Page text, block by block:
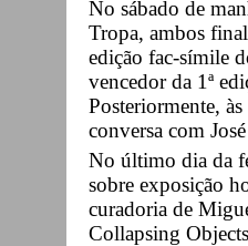
No sábado de
Tropa, ambos
edição fac-símile
vencedor da 1ª
Posteriormente,
conversa com
No último dia da
sobre exposição
curadoria de
Collapsing